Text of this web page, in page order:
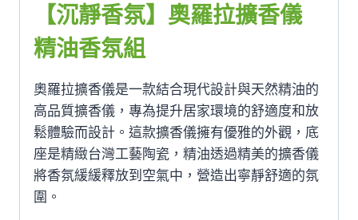
氛
組
數
【沉靜香氛】奧羅拉擴香儀
精油香氛組
奧羅拉擴香儀是一款結合現代設計與天然精油的
高品質擴香儀，專為提升居家環境的舒適度和放
鬆體驗而設計。這款擴香儀擁有優雅的外觀，底
座是精緻台灣工藝陶瓷，精油透過精美的擴香儀
將香氛緩緩釋放到空氣中，營造出寧靜舒適的氛
圍。